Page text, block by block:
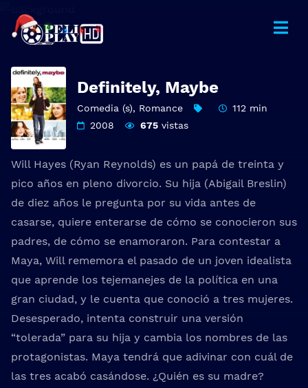
Definitely, Maybe
Comedia (s), Romance
112 min
2008
675 vistas
Will Hayes (Ryan Reynolds) es un papá de treinta y
pico años en pleno divorcio. Su hija (Abigail Breslin)
de diez años le pregunta por su vida antes de
casarse, quiere enterarse de cómo se conocieron sus
padres, de cómo se enamoraron. Para contestar a
Maya, Will rememora el pasado de un joven idealista
que aprende los tejemanejes de la política en una
gran ciudad, y le cuenta que conoció a tres mujeres.
Desesperado, intenta construir una versión
“tolerada” para su hija y cambia los nombres de las
protagonistas. Maya tendrá que adivinar con cuál de
las tres acabó casándose. ¿Quién es su madre?